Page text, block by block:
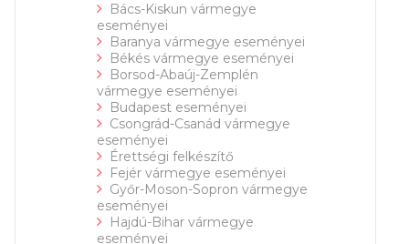
Bács-Kiskun vármegye
eseményei
Baranya vármegye eseményei
Békés vármegye eseményei
Borsod-Abaúj-Zemplén
vármegye eseményei
Budapest eseményei
Csongrád-Csanád vármegye
eseményei
Érettségi felkészítő
Fejér vármegye eseményei
Győr-Moson-Sopron vármegye
eseményei
Hajdú-Bihar vármegye
eseményei